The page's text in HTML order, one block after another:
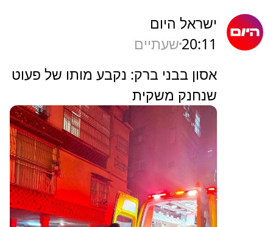
ישראל היום
20:11שעתיים
אסון בבני ברק: נקבע מותו של פעוט
שנחנק משקית